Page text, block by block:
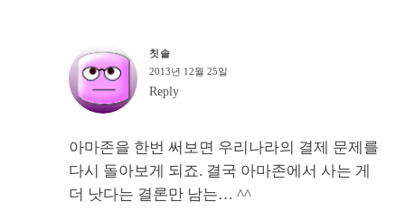
칫솔
2013년 12월 25일
Reply
아마존을 한번 써보면 우리나라의 결제 문제를
다시 돌아보게 되죠. 결국 아마존에서 사는 게
더 낫다는 결론만 남는… ^^